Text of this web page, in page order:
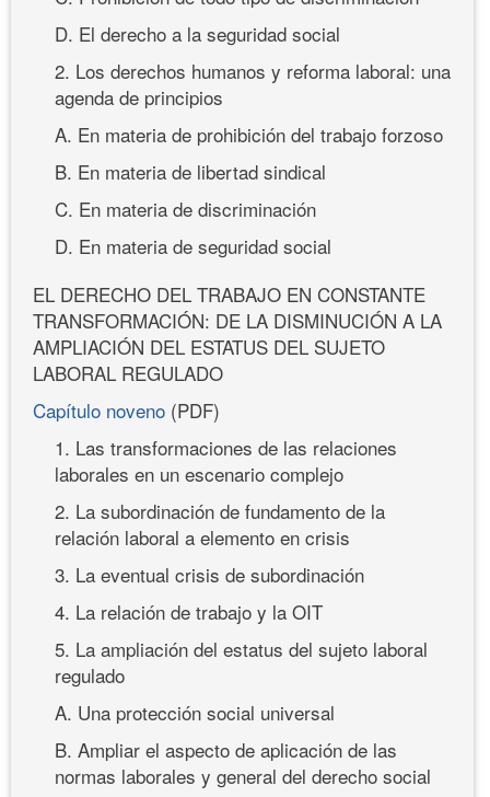
D. El derecho a la seguridad social
2. Los derechos humanos y reforma laboral: una
agenda de principios
A. En materia de prohibición del trabajo forzoso
B. En materia de libertad sindical
C. En materia de discriminación
D. En materia de seguridad social
EL DERECHO DEL TRABAJO EN CONSTANTE
TRANSFORMACIÓN: DE LA DISMINUCIÓN A LA
AMPLIACIÓN DEL ESTATUS DEL SUJETO
LABORAL REGULADO
Capítulo noveno (PDF)
1. Las transformaciones de las relaciones
laborales en un escenario complejo
2. La subordinación de fundamento de la
relación laboral a elemento en crisis
3. La eventual crisis de subordinación
4. La relación de trabajo y la OIT
5. La ampliación del estatus del sujeto laboral
regulado
A. Una protección social universal
B. Ampliar el aspecto de aplicación de las
normas laborales y general del derecho social